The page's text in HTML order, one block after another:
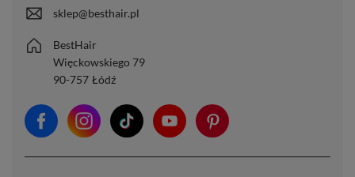
sklep@besthair.pl
BestHair
Więckowskiego 79
90-757 Łódź